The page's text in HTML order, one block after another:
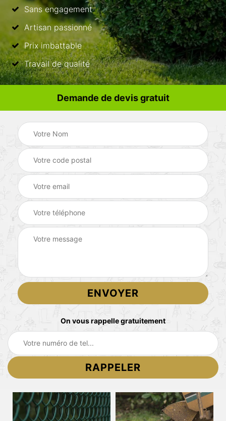
Sans engagement
Artisan passionné
Prix imbattable
Travail de qualité
Demande de devis gratuit
On vous rappelle gratuitement